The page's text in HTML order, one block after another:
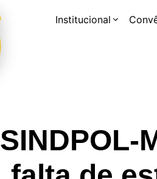
Institucional
SINDPOL-